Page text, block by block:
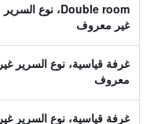
Double room، نوع السرير
غير معروف
غرفة قياسية، نوع السرير غير
معروف
غرفة قياسية، نوع السرير غير